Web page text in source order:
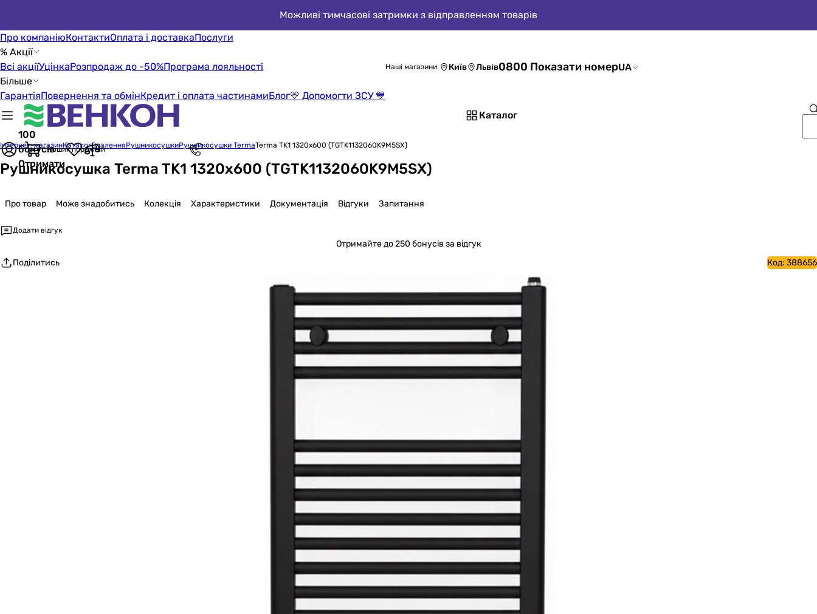
Можливі тимчасові затримки з відправленням товарів
Про компаніюКонтактиОплата і доставкаПослуги
% Акції
Всі акціїУцінкаРозпродаж до -50%Програма лояльності
Більше
ГарантіяПовернення та обмінКредит і оплата частинамиБлог💛 Допомогти ЗСУ 💙
Наші магазини Київ Львів0800 Показати номерUA
Каталог
100
бонусів
Отримати
Кошик порожній
Інтернет-магазинКаталогОпаленняРушникосушкиРушникосушки TermaTerma TK1 1320x600 (TGTK1132060K9M5SX)
Рушникосушка Terma TK1 1320x600 (TGTK1132060K9M5SX)
Про товар Може знадобитись Колекція Характеристики Документація Відгуки Запитання
Додати відгук
Отримайтедо 250 бонусів за відгук
Поділитись
Код: 388656